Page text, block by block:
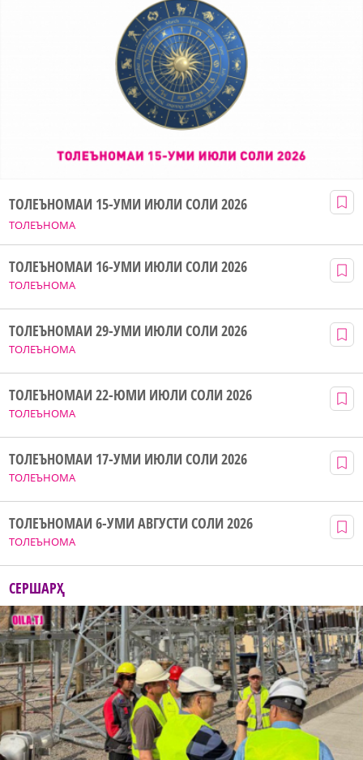
ТОЛЕЪНОМА
ТОЛЕЪНОМАИ 15-УМИ ИЮЛИ СОЛИ 2026
ТОЛЕЪНОМА
ТОЛЕЪНОМАИ 16-УМИ ИЮЛИ СОЛИ 2026
ТОЛЕЪНОМА
ТОЛЕЪНОМАИ 29-УМИ ИЮЛИ СОЛИ 2026
ТОЛЕЪНОМА
ТОЛЕЪНОМАИ 22-ЮМИ ИЮЛИ СОЛИ 2026
ТОЛЕЪНОМА
ТОЛЕЪНОМАИ 17-УМИ ИЮЛИ СОЛИ 2026
ТОЛЕЪНОМА
ТОЛЕЪНОМАИ 6-УМИ АВГУСТИ СОЛИ 2026
СЕРШАРҲ